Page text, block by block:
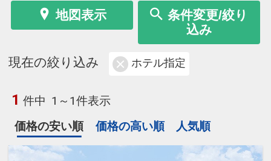
地図表示
条件変更/絞り
込み
現在の絞り込み ホテル指定
1 件中 1～1件表示
価格の安い順
価格の高い順 人気順